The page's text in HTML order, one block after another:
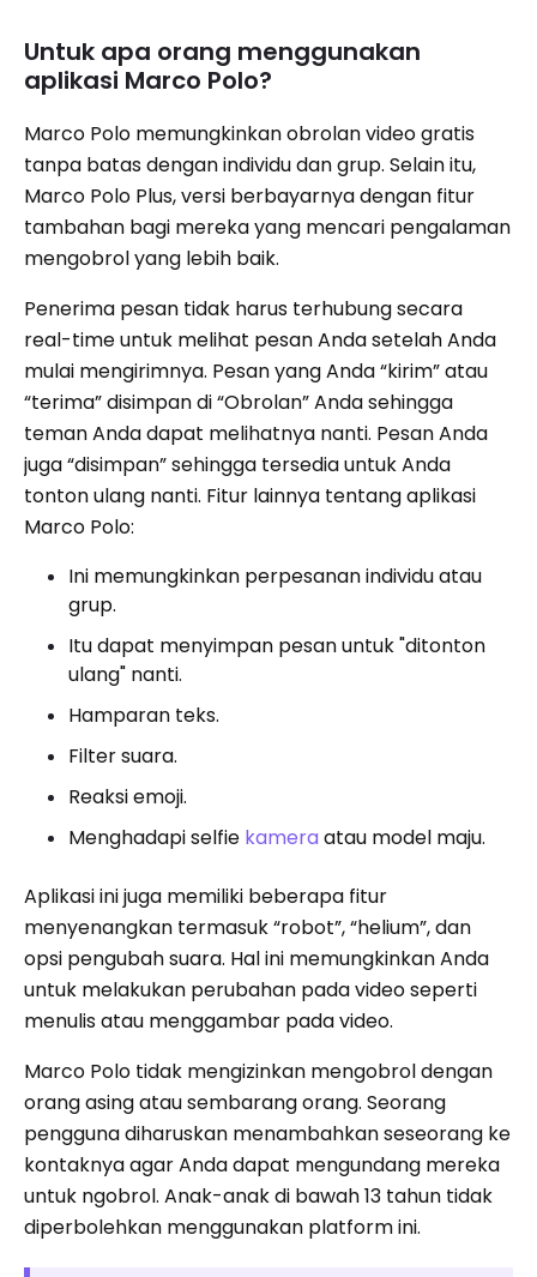
Untuk apa orang menggunakan
aplikasi Marco Polo?
Marco Polo memungkinkan obrolan video gratis
tanpa batas dengan individu dan grup. Selain itu,
Marco Polo Plus, versi berbayarnya dengan fitur
tambahan bagi mereka yang mencari pengalaman
mengobrol yang lebih baik.
Penerima pesan tidak harus terhubung secara
real-time untuk melihat pesan Anda setelah Anda
mulai mengirimnya. Pesan yang Anda “kirim” atau
“terima” disimpan di “Obrolan” Anda sehingga
teman Anda dapat melihatnya nanti. Pesan Anda
juga “disimpan” sehingga tersedia untuk Anda
tonton ulang nanti. Fitur lainnya tentang aplikasi
Marco Polo:
Ini memungkinkan perpesanan individu atau
grup.
Itu dapat menyimpan pesan untuk "ditonton
ulang" nanti.
Hamparan teks.
Filter suara.
Reaksi emoji.
Menghadapi selfie kamera atau model maju.
Aplikasi ini juga memiliki beberapa fitur
menyenangkan termasuk “robot”, “helium”, dan
opsi pengubah suara. Hal ini memungkinkan Anda
untuk melakukan perubahan pada video seperti
menulis atau menggambar pada video.
Marco Polo tidak mengizinkan mengobrol dengan
orang asing atau sembarang orang. Seorang
pengguna diharuskan menambahkan seseorang ke
kontaknya agar Anda dapat mengundang mereka
untuk ngobrol. Anak-anak di bawah 13 tahun tidak
diperbolehkan menggunakan platform ini.